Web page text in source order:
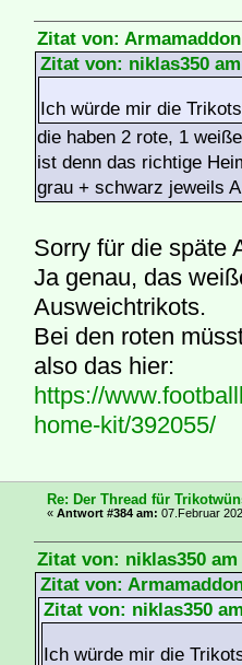
Zitat von:
Zitat von: niklas350
Ich würde mir die
die haben 2 rote, 1
ist denn das richtige
grau + schwarz jeweils
Sorry für die späte
Ja genau, das
Ausweichtrikots.
Bei den roten
also das hier:
https://
home-kit/392055/
Re: Der Thread für
«Antwort #384 am: 07.Februar
Zitat von: niklas350 am
Zitat von:
Zitat von: niklas350
Ich würde mir die